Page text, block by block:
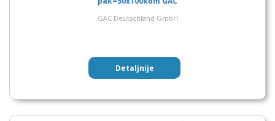
GAC Deutschland GmbH
Detaljnije